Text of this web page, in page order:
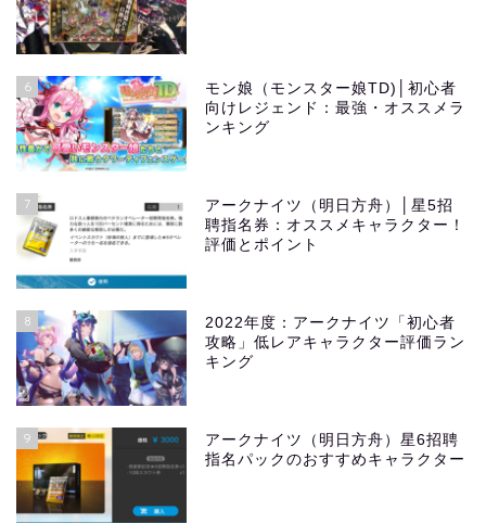
6
モン娘（モンスター娘TD)│初心者
向けレジェンド：最強・オススメラ
ンキング
7
アークナイツ（明日方舟）│星5招
聘指名券：オススメキャラクター！
評価とポイント
8
2022年度：アークナイツ「初心者
攻略」低レアキャラクター評価ラン
キング
9
アークナイツ（明日方舟）星6招聘
指名パックのおすすめキャラクター